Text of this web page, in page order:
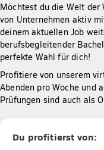
Möchtest du die Welt der
von Unternehmen aktiv
deinem aktuellen Job
berufsbegleitender
perfekte Wahl für dich!
Profitiere von unserem
Abenden pro Woche und
Prüfungen sind auch als
Du profitierst von: